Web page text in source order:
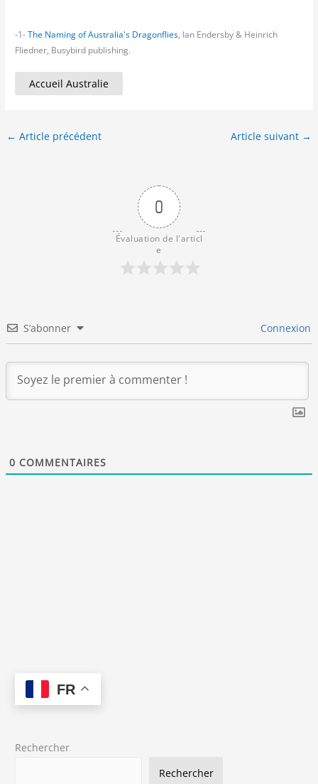
-1-The Naming of Australia's Dragonflies, Ian Endersby & Heinrich
Fliedner, Busybird publishing.
Accueil Australie
← Article précédent Article suivant →
0
Évaluation de l'articl
e
S’abonner Connexion
0 COMMENTAIRES
FR
Rechercher
Rechercher